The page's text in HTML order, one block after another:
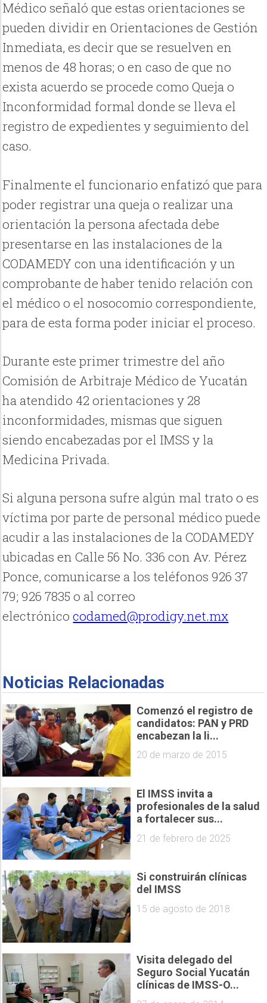
Médico señaló que estas orientaciones se
pueden dividir en Orientaciones de Gestión
Inmediata, es decir que se resuelven en
menos de 48 horas; o en caso de que no
exista acuerdo se procede como Queja o
Inconformidad formal donde se lleva el
registro de expedientes y seguimiento del
caso.
Finalmente el funcionario enfatizó que para
poder registrar una queja o realizar una
orientación la persona afectada debe
presentarse en las instalaciones de la
CODAMEDY con una identificación y un
comprobante de haber tenido relación con
el médico o el nosocomio correspondiente,
para de esta forma poder iniciar el proceso.
Durante este primer trimestre del año
Comisión de Arbitraje Médico de Yucatán
ha atendido 42 orientaciones y 28
inconformidades, mismas que siguen
siendo encabezadas por el IMSS y la
Medicina Privada.
Si alguna persona sufre algún mal trato o es
víctima por parte de personal médico puede
acudir a las instalaciones de la CODAMEDY
ubicadas en Calle 56 No. 336 con Av. Pérez
Ponce, comunicarse a los teléfonos 926 37
79; 926 7835 o al correo
electrónico codamed@prodigy.net.mx
Noticias Relacionadas
Comenzó el registro de
candidatos: PAN y PRD
encabezan la li...
20 de marzo de 2015
El IMSS invita a
profesionales de la salud
a fortalecer sus...
21 de febrero de 2025
Si construirán clínicas
del IMSS
15 de agosto de 2018
Visita delegado del
Seguro Social Yucatán
clínicas de IMSS-O...